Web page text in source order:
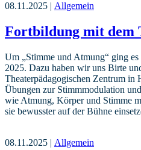
08.11.2025 | Allgemein
Fortbildung mit dem
Um „Stimme und Atmung“ ging
2025. Dazu haben wir uns Birte
Theaterpädagogischen Zentrum in
Übungen zur Stimmmodulation
wie Atmung, Körper und Stimme
sie bewusster auf der Bühne
08.11.2025 | Allgemein